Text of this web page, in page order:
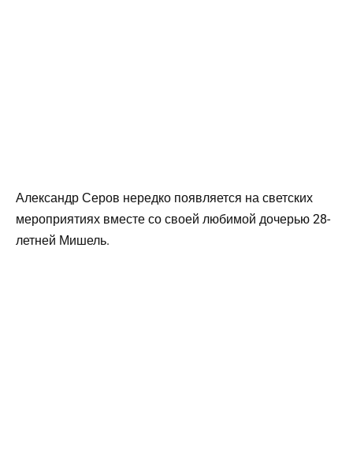
Александр Серов нередко появляется на светских
мероприятиях вместе со своей любимой дочерью 28-
летней Мишель.